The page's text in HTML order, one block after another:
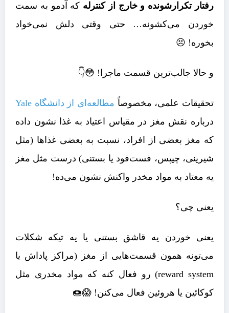
رفتار تکرارشونده و خارج از کنترله که آدمو به سمت
خوردن می‌کشونه… حتی وقتی دلش نمی‌خواد
بخوره! 😣
و حالا جالب‌ترین قسمت ماجرا! 😳👇
تحقیقات علمی، مخصوصاً مطالعه‌ای از دانشگاه Yale
درباره نقش مغز در مقیاس اعتیاد به غذا نشون داده
که مغز بعضی از افراد، نسبت به بعضی غذاها (مثل
شیرینی، چیپس، فست‌فود یا بستنی) درست مثل مغز
یه معتاد به مواد مخدر واکنش نشون می‌ده!
یعنی چی؟
یعنی خوردن یه قاشق بستنی یا یه تیکه شکلات
می‌تونه همون قسمت‌هایی از مغز (مراکز پاداش یا
reward system) رو فعال کنه که مواد مخدری مثل
کوکائین یا هروئین فعال می‌کنن! 😱🍩